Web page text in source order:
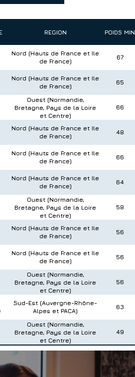
REGION POIDS MIN
Nord (Hauts de France et Ile
de France)
67
Nord (Hauts de France et Ile
de France)
65
Ouest (Normandie,
Bretagne, Pays de la Loire
et Centre)
66
Nord (Hauts de France et Ile
de France)
48
Nord (Hauts de France et Ile
de France)
66
Nord (Hauts de France et Ile
de France)
64
Ouest (Normandie,
Bretagne, Pays de la Loire
et Centre)
58
Nord (Hauts de France et Ile
de France)
56
Nord (Hauts de France et Ile
de France)
56
Ouest (Normandie,
Bretagne, Pays de la Loire
et Centre)
56
Sud-Est (Auvergne-Rhône-
Alpes et PACA)
63
Ouest (Normandie,
Bretagne, Pays de la Loire
et Centre)
49